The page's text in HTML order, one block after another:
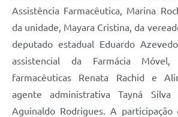
Assistência Farmacêutica, Marina
da unidade, Mayara Cristina, da
deputado estadual Eduardo
assistencial da Farmácia Móvel,
farmacêuticas Renata Rachid e
agente administrativa Tayná
Aguinaldo Rodrigues. A participação